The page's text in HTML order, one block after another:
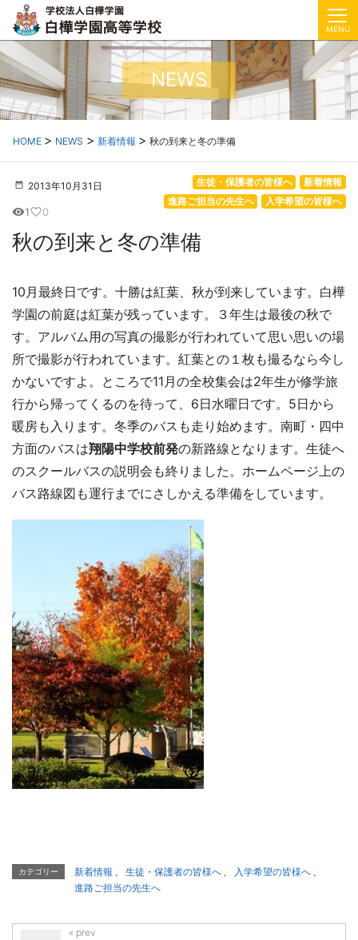
MENU
NEWS
HOME NEWS 新着情報 秋の到来と冬の準備
2013年10月31日 新着情報
生徒・保護者の皆様へ
入学希望の皆様へ
進路ご担当の先生へ
visibility1favorite_border0
秋の到来と冬の準備
10月最終日です。十勝は紅葉、秋が到来しています。白樺
学園の前庭は紅葉が残っています。３年生は最後の秋で
す。アルバム用の写真の撮影が行われていて思い思いの場
所で撮影が行われています。紅葉との１枚も撮るなら今し
かないですよ。ところで11月の全校集会は2年生が修学旅
行から帰ってくるのを待って、6日水曜日です。5日から
暖房も入ります。冬季のバスも走り始めます。南町・四中
方面のバスは翔陽中学校前発の新路線となります。生徒へ
のスクールバスの説明会も終りました。ホームページ上の
バス路線図も運行までにさしかえる準備をしています。
カテゴリー 新着情報 生徒・保護者の皆様へ 入学希望の皆様へ
進路ご担当の先生へ